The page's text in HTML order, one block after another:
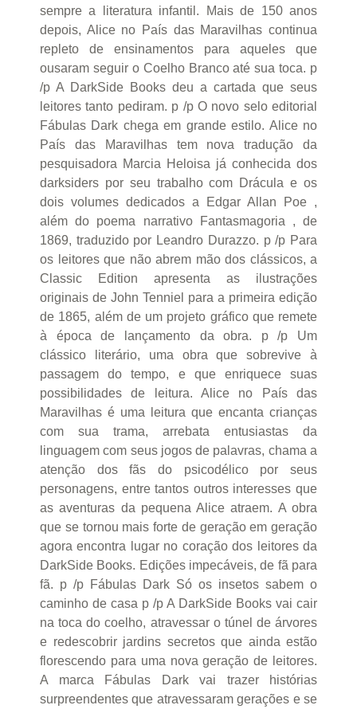
sempre a literatura infantil. Mais de 150 anos
depois, Alice no País das Maravilhas continua
repleto de ensinamentos para aqueles que
ousaram seguir o Coelho Branco até sua toca. p
/p A DarkSide Books deu a cartada que seus
leitores tanto pediram. p /p O novo selo editorial
Fábulas Dark chega em grande estilo. Alice no
País das Maravilhas tem nova tradução da
pesquisadora Marcia Heloisa já conhecida dos
darksiders por seu trabalho com Drácula e os
dois volumes dedicados a Edgar Allan Poe ,
além do poema narrativo Fantasmagoria , de
1869, traduzido por Leandro Durazzo. p /p Para
os leitores que não abrem mão dos clássicos, a
Classic Edition apresenta as ilustrações
originais de John Tenniel para a primeira edição
de 1865, além de um projeto gráfico que remete
à época de lançamento da obra. p /p Um
clássico literário, uma obra que sobrevive à
passagem do tempo, e que enriquece suas
possibilidades de leitura. Alice no País das
Maravilhas é uma leitura que encanta crianças
com sua trama, arrebata entusiastas da
linguagem com seus jogos de palavras, chama a
atenção dos fãs do psicodélico por seus
personagens, entre tantos outros interesses que
as aventuras da pequena Alice atraem. A obra
que se tornou mais forte de geração em geração
agora encontra lugar no coração dos leitores da
DarkSide Books. Edições impecáveis, de fã para
fã. p /p Fábulas Dark Só os insetos sabem o
caminho de casa p /p A DarkSide Books vai cair
na toca do coelho, atravessar o túnel de árvores
e redescobrir jardins secretos que ainda estão
florescendo para uma nova geração de leitores.
A marca Fábulas Dark vai trazer histórias
surpreendentes que atravessaram gerações e se